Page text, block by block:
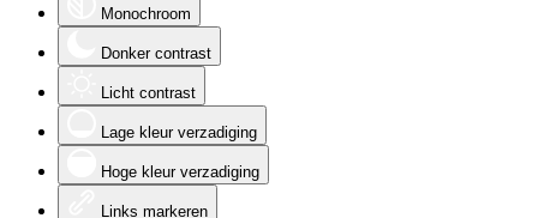
Monochroom
Donker contrast
Licht contrast
Lage kleur verzadiging
Hoge kleur verzadiging
Links markeren